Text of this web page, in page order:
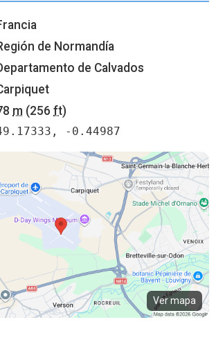
de Normandía
de Calvados
m (256 ft)
-0.44987
Ver mapa